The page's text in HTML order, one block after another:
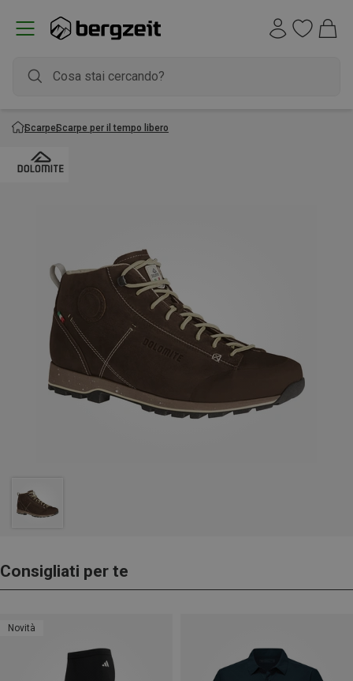
ScarpeScarpe per il tempo libero
Consigliati per te
Novità